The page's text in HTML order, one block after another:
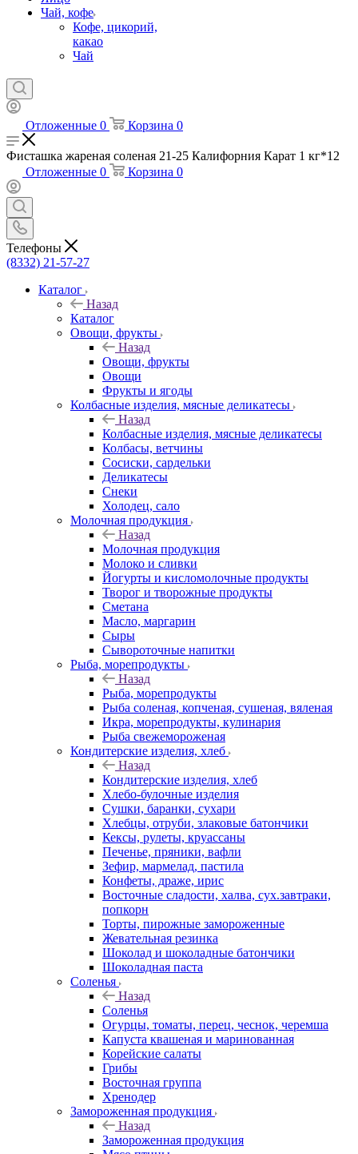
Чай, кофе
Кофе, цикорий,
какао
Чай
Отложенные 0 Корзина 0
Фисташка жареная соленая 21-25 Калифорния Карат 1 кг*12
Отложенные 0 Корзина 0
Телефоны
(8332) 21-57-27
Каталог
Назад
Каталог
Овощи, фрукты
Назад
Овощи, фрукты
Овощи
Фрукты и ягоды
Колбасные изделия, мясные деликатесы
Назад
Колбасные изделия, мясные деликатесы
Колбасы, ветчины
Сосиски, сардельки
Деликатесы
Снеки
Холодец, сало
Молочная продукция
Назад
Молочная продукция
Молоко и сливки
Йогурты и кисломолочные продукты
Творог и творожные продукты
Сметана
Масло, маргарин
Сыры
Сывороточные напитки
Рыба, морепродукты
Назад
Рыба, морепродукты
Рыба соленая, копченая, сушеная, вяленая
Икра, морепродукты, кулинария
Рыба свежемороженая
Кондитерские изделия, хлеб
Назад
Кондитерские изделия, хлеб
Хлебо-булочные изделия
Сушки, баранки, сухари
Хлебцы, отруби, злаковые батончики
Кексы, рулеты, круассаны
Печенье, пряники, вафли
Зефир, мармелад, пастила
Конфеты, драже, ирис
Восточные сладости, халва, сух.завтраки,
попкорн
Торты, пирожные замороженные
Жевательная резинка
Шоколад и шоколадные батончики
Шоколадная паста
Соленья
Назад
Соленья
Огурцы, томаты, перец, чеснок, черемша
Капуста квашеная и маринованная
Корейские салаты
Грибы
Восточная группа
Хренодер
Замороженная продукция
Назад
Замороженная продукция